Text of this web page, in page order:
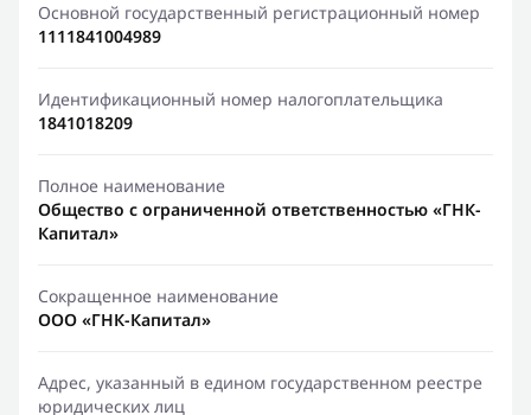
Основной государственный регистрационный номер
1111841004989
Идентификационный номер налогоплательщика
1841018209
Полное наименование
Общество с ограниченной ответственностью «ГНК-
Капитал»
Сокращенное наименование
ООО «ГНК-Капитал»
Адрес, указанный в едином государственном реестре
юридических лиц